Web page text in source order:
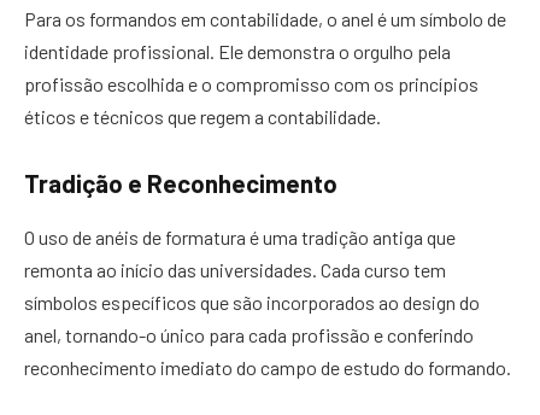
Para os formandos em contabilidade, o anel é um símbolo de
identidade profissional. Ele demonstra o orgulho pela
profissão escolhida e o compromisso com os princípios
éticos e técnicos que regem a contabilidade.
Tradição e Reconhecimento
O uso de anéis de formatura é uma tradição antiga que
remonta ao início das universidades. Cada curso tem
símbolos específicos que são incorporados ao design do
anel, tornando-o único para cada profissão e conferindo
reconhecimento imediato do campo de estudo do formando.